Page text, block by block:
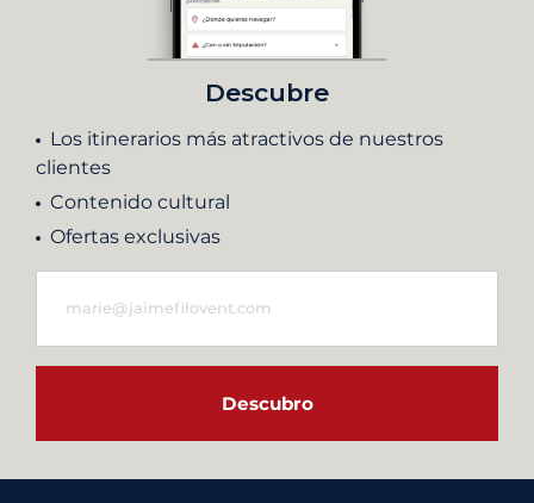
Descubre
Los itinerarios más atractivos de nuestros
clientes
Contenido cultural
Ofertas exclusivas
Descubro